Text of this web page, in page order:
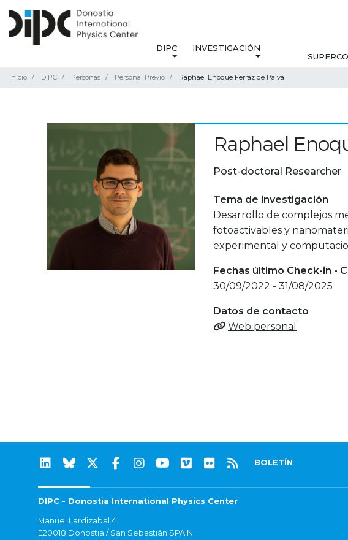
DIPC INVESTIGACIÓN
Inicio DIPC Personas Personal Previo Raphael Enoque Ferraz de Paiva
Raphael
Post-doctoral Researcher
Tema de investigación
Desarrollo de complejos
fotoactivables y
experimental y
Fechas último Check-in -
30/09/2022 - 31/08/2025
Datos de contacto
Web personal
BOLETÍN
DIPC - Donostia International Physics Center
Manuel Lardizabal 4
E20018 Donostia / San Sebastián SPAIN